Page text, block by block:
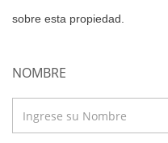
sobre esta propiedad.
NOMBRE